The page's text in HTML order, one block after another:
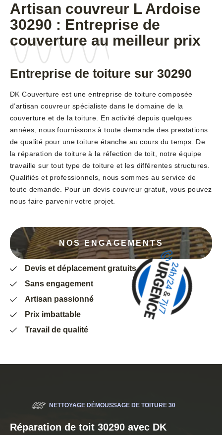
Artisan couvreur L Ardoise
30290 : Entreprise de
couverture au meilleur prix
Entreprise de toiture sur 30290
DK Couverture est une entreprise de toiture composée
d’artisan couvreur spécialiste dans le domaine de la
couverture et de la toiture. En activité depuis quelques
années, nous fournissons à toute demande des prestations
de qualité pour une toiture étanche au cours du temps. De
la réparation de toiture à la réfection de toit, notre équipe
travaille sur tout type de toiture et les différentes structures.
Qualifiés et professionnels, nous sommes au service de
toute demande. Pour un devis couvreur gratuit, vous pouvez
nous faire parvenir votre projet.
NOS ENGAGEMENTS
Devis et déplacement gratuits
Sans engagement
Artisan passionné
Prix imbattable
Travail de qualité
NETTOYAGE DÉMOUSSAGE DE TOITURE 30
Réparation de toit 30290 avec DK